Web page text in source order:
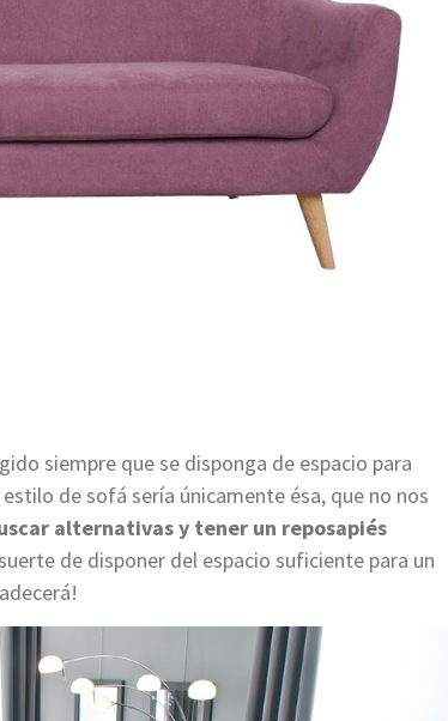
siempre que se disponga de espacio para
de sofá sería únicamente ésa, que no nos
alternativas y tener un reposapiés
de disponer del espacio suficiente para un